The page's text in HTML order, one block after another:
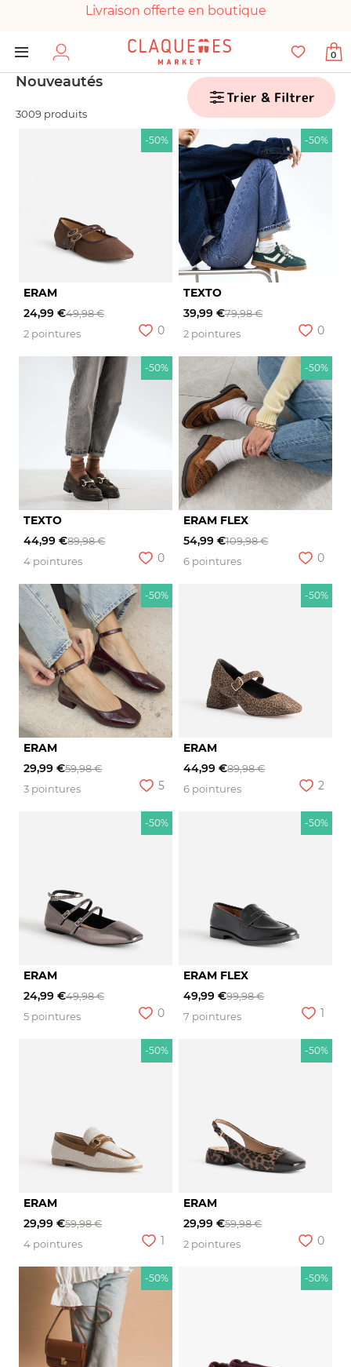
Livraison offerte en boutique
Paiement 100% sécurisé
Chaussures garanties en parfait état
0
Nouveautés
3009 produits
Trier & Filtrer
-50%
ERAM
24,99 €49,98 €
2 pointures
0
-50%
TEXTO
39,99 €79,98 €
2 pointures
0
-50%
TEXTO
44,99 €89,98 €
4 pointures
0
-50%
ERAM FLEX
54,99 €109,98 €
6 pointures
0
-50%
ERAM
29,99 €59,98 €
3 pointures
5
-50%
ERAM
44,99 €89,98 €
6 pointures
2
-50%
ERAM
24,99 €49,98 €
5 pointures
0
-50%
ERAM FLEX
49,99 €99,98 €
7 pointures
1
-50%
ERAM
29,99 €59,98 €
4 pointures
1
-50%
ERAM
29,99 €59,98 €
2 pointures
0
-50% -50%